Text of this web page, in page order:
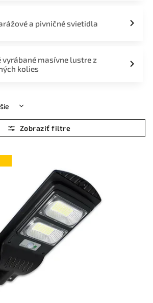
a pivničné svietidla
vyrábané masívne lustre z
kolies